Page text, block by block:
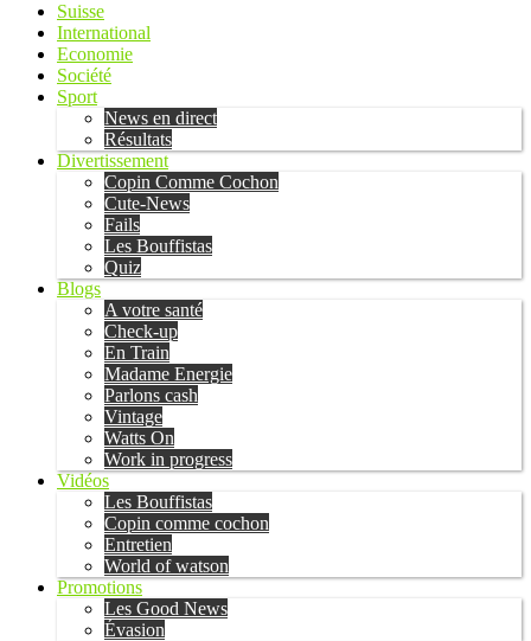
Suisse
International
Economie
Société
Sport
News en direct
Résultats
Divertissement
Copin Comme Cochon
Cute-News
Fails
Les Bouffistas
Quiz
Blogs
A votre santé
Check-up
En Train
Madame Energie
Parlons cash
Vintage
Watts On
Work in progress
Vidéos
Les Bouffistas
Copin comme cochon
Entretien
World of watson
Promotions
Les Good News
Évasion